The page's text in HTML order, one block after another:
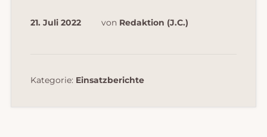
21. Juli 2022 von Redaktion (J.C.)
Kategorie: Einsatzberichte